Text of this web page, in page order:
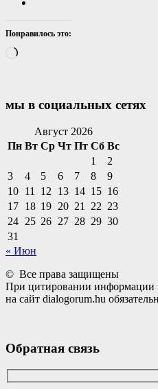
Понравилось это:
Загрузка…
мы в социальных сетях
Facebook
Instagram
VKontakte
ТелефонАвгуст 2026
Пн Вт Ср Чт Пт Сб Вс
1
2
3
4 5 6 7 8
9
10 11 12 13 14 15 16
17 18 19 20 21 22 23
24 25 26 27 28 29 30
31
« Июн
© Все права защищены
При цитировании информации
на сайт dialogorum.hu
Обратная связь